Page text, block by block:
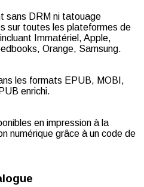
sans DRM ni tatouage
sur toutes les plateformes de
Immatériel, Apple,
Orange, Samsung.
les formats EPUB, MOBI,
enrichi.
en impression à la
numérique grâce à un code de